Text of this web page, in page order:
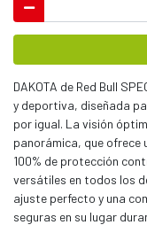
DAKOTA de Red Bull
y deportiva, diseñada
por igual. La visión
panorámica, que ofrece
100% de protección
versátiles en todos los
ajuste perfecto y una
seguras en su lugar